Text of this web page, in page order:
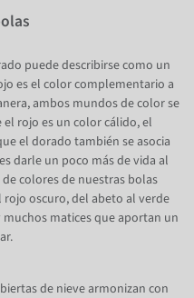
puede describirse como un
es el color complementario a
ambos mundos de color se
rojo es un color cálido, el
el dorado también se asocia
darle un poco más de vida al
colores de nuestras bolas
rojo oscuro, del abeto al verde
matices que aportan un
de nieve armonizan con